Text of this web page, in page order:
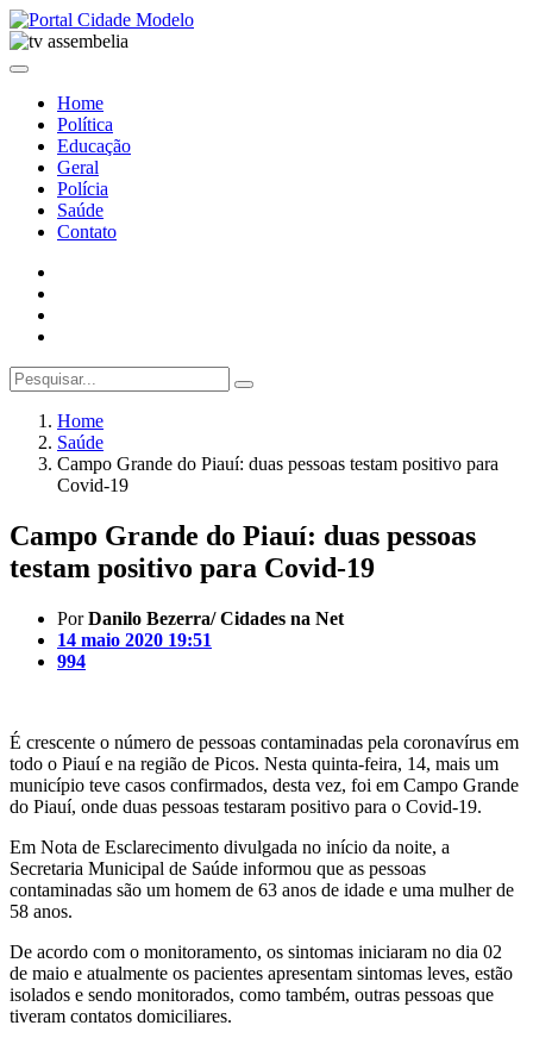
Home
Política
Educação
Geral
Polícia
Saúde
Contato
Home
Saúde
Campo Grande do Piauí: duas pessoas testam positivo para
Covid-19
Campo Grande do Piauí: duas pessoas
testam positivo para Covid-19
PorDanilo Bezerra/ Cidades na Net
14 maio 2020 19:51
994
É crescente o número de pessoas contaminadas pela coronavírus em
todo o Piauí e na região de Picos. Nesta quinta-feira, 14, mais um
município teve casos confirmados, desta vez, foi em Campo Grande
do Piauí, onde duas pessoas testaram positivo para o Covid-19.
Em Nota de Esclarecimento divulgada no início da noite, a
Secretaria Municipal de Saúde informou que as pessoas
contaminadas são um homem de 63 anos de idade e uma mulher de
58 anos.
De acordo com o monitoramento, os sintomas iniciaram no dia 02
de maio e atualmente os pacientes apresentam sintomas leves, estão
isolados e sendo monitorados, como também, outras pessoas que
tiveram contatos domiciliares.